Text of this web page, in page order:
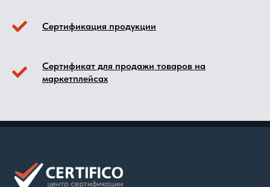
Сертификация продукции
Сертификат для продажи товаров на
маркетплейсах